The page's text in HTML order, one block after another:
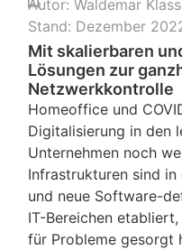
Autor: Waldemar
Stand: Dezember
Mit skalierbaren
Lösungen zur
Netzwerkkontrolle
Homeoffice und
Digitalisierung in den
Unternehmen noch
Infrastrukturen sind
und neue Software-
IT-Bereichen
für Probleme gesorgt